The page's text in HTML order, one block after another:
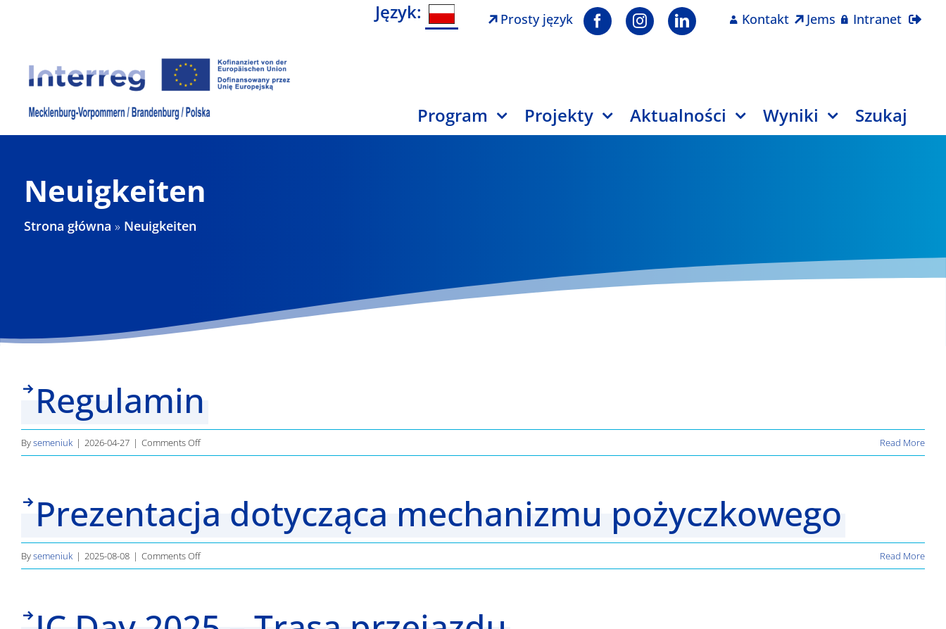
Język: Prosty język Kontakt Jems Intranet
Program Projekty Aktualności Wyniki Szukaj
Neuigkeiten
Strona główna » Neuigkeiten
Regulamin
Bysemeniuk | 2026-04-27 | Comments Offon
Regulamin
Read More
Prezentacja dotycząca mechanizmu pożyczkowego
Bysemeniuk | 2025-08-08 | Comments Offon
Prezentacja
Read More